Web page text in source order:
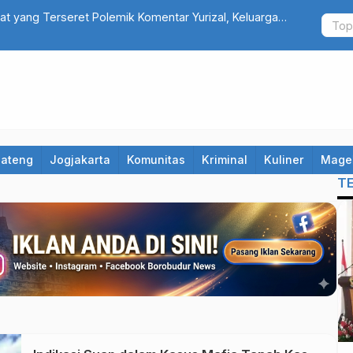
yang Terseret Polemik Komentar Yurizal, Keluarga
Catat! 10
Hindari
Jogjakarta Komunitas Kriminal Kuliner